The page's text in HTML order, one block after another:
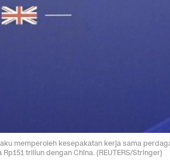
memperoleh kesepakatan kerja sama
triliun dengan China. (REUTERS/Stringer)